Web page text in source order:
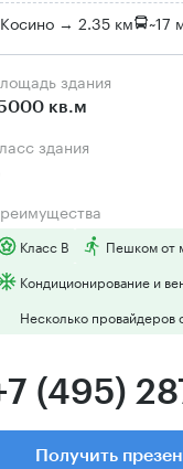
Косино → 2.35 км ~17
Площадь здания
кв.м
Класс здания
Преимущества
Класс B
Пешком от
Кондиционирование и
Несколько провайдеров
(495)
Получить